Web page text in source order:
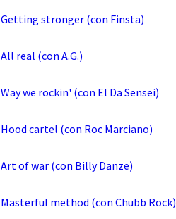
Getting stronger (con Finsta)
All real (con A.G.)
Way we rockin' (con El Da Sensei)
Hood cartel (con Roc Marciano)
Art of war (con Billy Danze)
Masterful method (con Chubb Rock)